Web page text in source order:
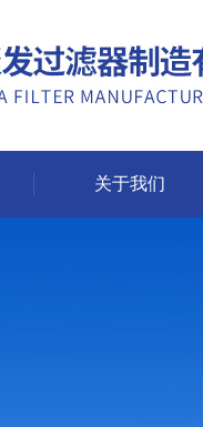
关于我们